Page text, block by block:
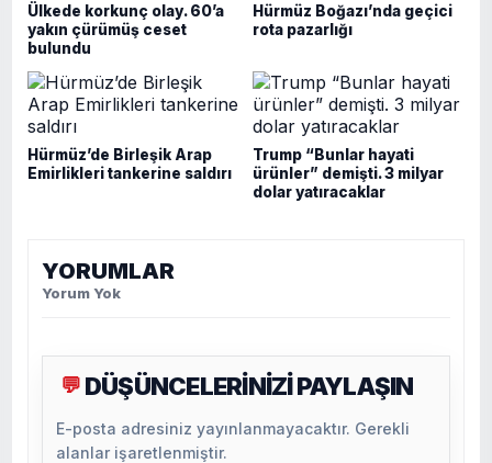
Ülkede korkunç olay. 60’a
yakın çürümüş ceset
bulundu
Hürmüz Boğazı’nda geçici
rota pazarlığı
Hürmüz’de Birleşik Arap
Emirlikleri tankerine saldırı
Trump “Bunlar hayati
ürünler” demişti. 3 milyar
dolar yatıracaklar
YORUMLAR
Yorum Yok
💬 DÜŞÜNCELERİNİZİ PAYLAŞIN
E-posta adresiniz yayınlanmayacaktır. Gerekli
alanlar işaretlenmiştir.